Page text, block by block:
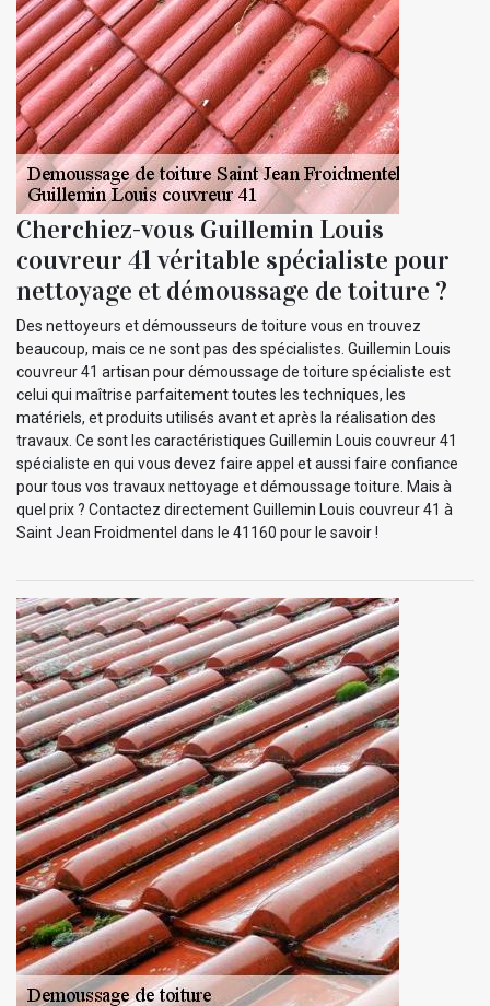
Cherchiez-vous Guillemin Louis
couvreur 41 véritable spécialiste pour
nettoyage et démoussage de toiture ?
Des nettoyeurs et démousseurs de toiture vous en trouvez
beaucoup, mais ce ne sont pas des spécialistes. Guillemin Louis
couvreur 41 artisan pour démoussage de toiture spécialiste est
celui qui maîtrise parfaitement toutes les techniques, les
matériels, et produits utilisés avant et après la réalisation des
travaux. Ce sont les caractéristiques Guillemin Louis couvreur 41
spécialiste en qui vous devez faire appel et aussi faire confiance
pour tous vos travaux nettoyage et démoussage toiture. Mais à
quel prix ? Contactez directement Guillemin Louis couvreur 41 à
Saint Jean Froidmentel dans le 41160 pour le savoir !